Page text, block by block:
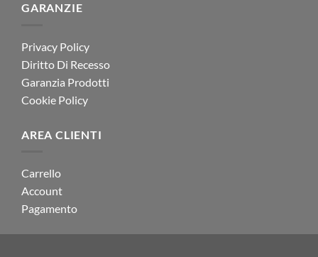
GARANZIE
Privacy Policy
Diritto Di Recesso
Garanzia Prodotti
Cookie Policy
AREA CLIENTI
Carrello
Account
Pagamento